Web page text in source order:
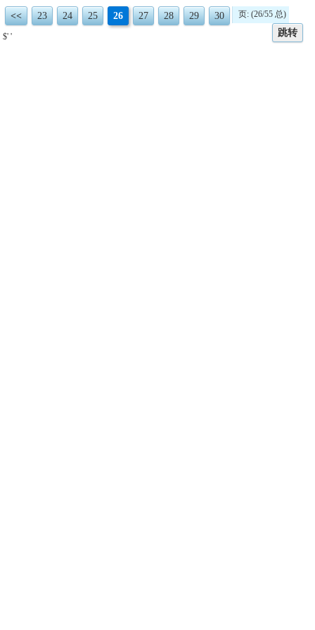
<< 23 24 25 26 27 28 29 30 页: (26/55 总)
跳转
$' '